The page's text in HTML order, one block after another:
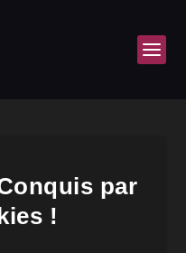
par
!